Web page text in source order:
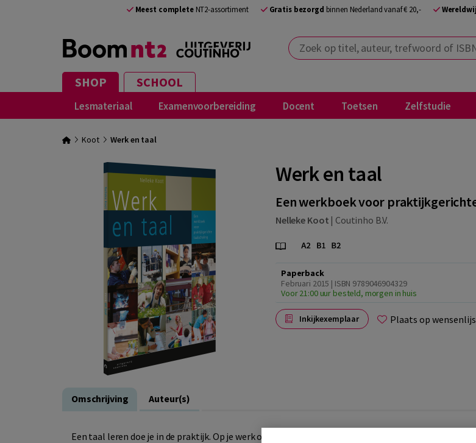
Meest completeNT2-assortiment Gratis bezorgd binnen Nederland vanaf € 20,-
Zoek op titel, auteur, trefwoord of ISBN
SHOP SCHOOL
Lesmateriaal Examenvoorbereiding Docent Toetsen Zelfstudie
Koot Werk en taal
Werk en taal
Een werkboek voor
Nelleke Koot | Coutinho B.V.
Paperback
Februari 2015 | ISBN 9789046904329
Voor 21:00 uur besteld, morgen in huis
Inkijkexemplaar Plaats op
Omschrijving Auteur(s)
Een taal leren doe je in de praktijk. Op je werk of stage kom je situaties tegen waarbij het belangrijk